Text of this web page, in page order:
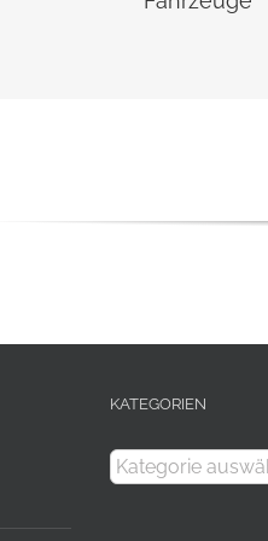
KATEGORIEN
Kategorien